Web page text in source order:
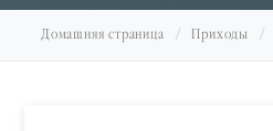
Домашняя страница Приходы